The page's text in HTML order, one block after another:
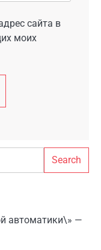
сайта в
моих
Search
автоматики\» —